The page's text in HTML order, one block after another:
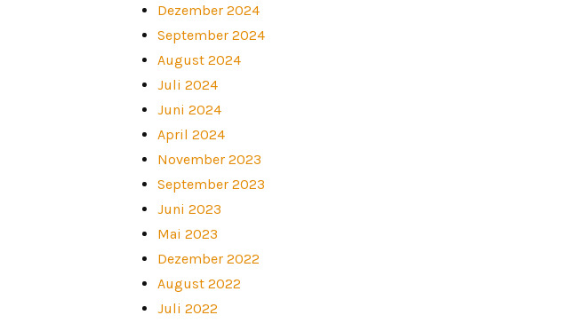
Dezember 2024
September 2024
August 2024
Juli 2024
Juni 2024
April 2024
November 2023
September 2023
Juni 2023
Mai 2023
Dezember 2022
August 2022
Juli 2022